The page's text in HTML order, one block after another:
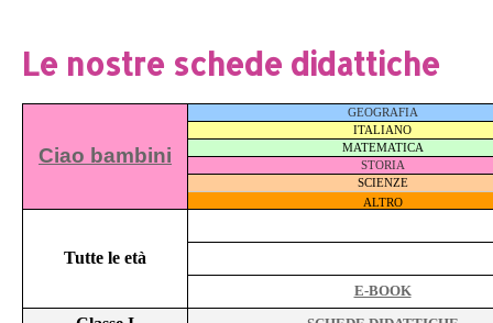
Le nostre schede didattiche
Ciao bambini
GEOGRAFIA
ITALIANO
MATEMATICA
STORIA
SCIENZE
ALTRO
Tutte le età
E-BOOK